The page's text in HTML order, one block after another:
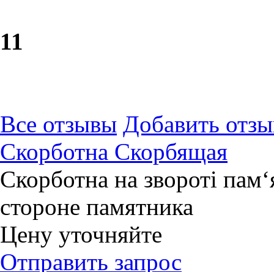
11
Все отзывы Добавить
Скорботна Скорбящая
Скорботна на звороті
стороне памятника
Цену уточняйте
Отправить запрос